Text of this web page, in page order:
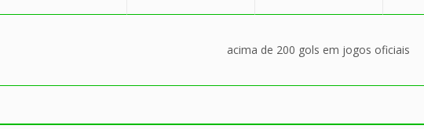
acima de 200 gols em jogos oficiais